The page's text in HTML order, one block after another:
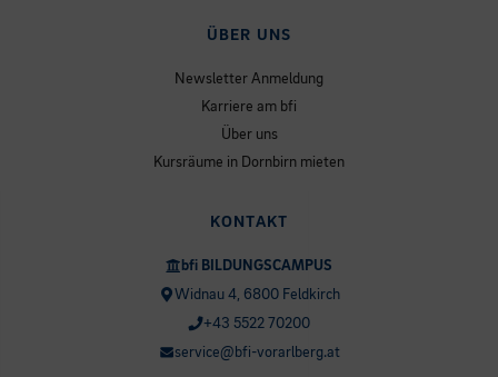
ÜBER UNS
Newsletter Anmeldung
Karriere am bfi
Über uns
Kursräume in Dornbirn mieten
KONTAKT
bfi BILDUNGSCAMPUS
Widnau 4, 6800 Feldkirch
+43 5522 70200
service@bfi-vorarlberg.at